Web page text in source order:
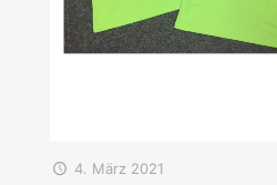
4. März 2021